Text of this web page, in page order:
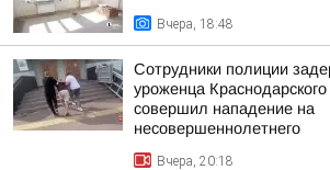
Вчера, 18:48
Сотрудники полиции
уроженца
совершил нападение на
несовершеннолетнего
Вчера, 20:18